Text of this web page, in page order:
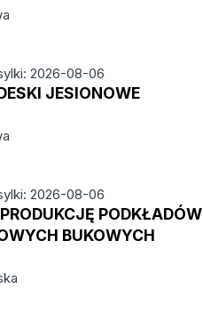
2026-08-06
JESIONOWE
2026-08-06
PODKŁADÓW
BUKOWYCH